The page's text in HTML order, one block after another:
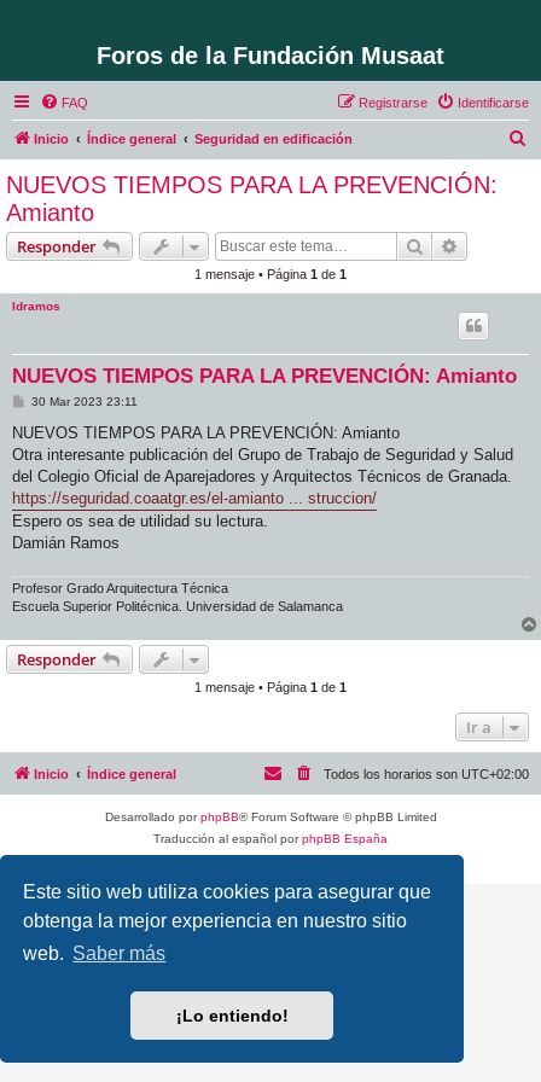
Este sitio web utiliza cookies para asegurar que
obtenga la mejor experiencia en nuestro sitio
web. Saber más
¡Lo entiendo!
Foros de la Fundación Musaat
FAQ Identificarse
Registrarse
Inicio Índice general Seguridad en edificación
NUEVOS TIEMPOS PARA LA PREVENCIÓN:
Amianto
Responder Buscar
1 mensaje • Página 1 de 1
ldramos
NUEVOS TIEMPOS PARA LA PREVENCIÓN: Amianto
M
n
a
j
30 Mar 2023 23:11
NUEVOS TIEMPOS PARA LA PREVENCIÓN: Amianto
Otra interesante publicación del Grupo de Trabajo de Seguridad y Salud
del Colegio Oficial de Aparejadores y Arquitectos Técnicos de Granada.
https://seguridad.coaatgr.es/el-amianto ... struccion/
Espero os sea de utilidad su lectura.
Damián Ramos
Profesor Grado Arquitectura Técnica
Escuela Superior Politécnica. Universidad de Salamanca
Responder
1 mensaje • Página 1 de 1
Ir a
Inicio Índice general Todos los horarios son UTC+02:00
Desarrollado porphpBB® Forum Software © phpBB Limited
Traducción al español porphpBB España